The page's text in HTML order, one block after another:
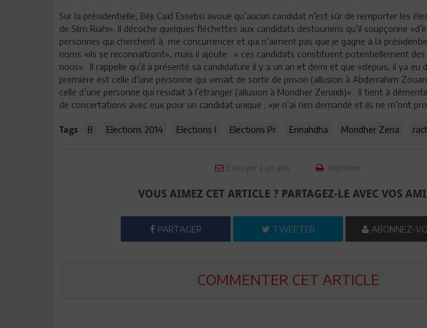
Sur la présidentielle, Béji Caïd Essebsi avoue qu’aucun candidat n’est sûr de remporter les
de Slim Riahi». Il décoche quelques fléchettes aux candidats destouriens qu’il soupçonne
personnes qui cherchent à me concurrencer et qui n’aiment pas que je gagne à la
noms «ils se reconnaîtront», mais il ajoute : « ces candidats constituent potentiellement
nous». Il rappelle qu’il a présenté sa candidature il y a un an et demi et que «depuis, il ya eu
première est celle d’une personne qui venait de sortir de prison (allusion à Abderrahim
celle d’une personne qui résidait à l’étranger (allusion à Mondher Zenaïdi)». Il tient à
de concertations avec eux pour un candidat unique : «je n’ai rien demandé et ils ne m’ont
Tags : B Elections 2014 Elections l Elections Pr Ennahdha Mondher Zena
Envoyer à un ami Imprimer
VOUS AIMEZ CET ARTICLE ? PARTAGEZ-LE AVEC VOS
PARTAGER TWEETER ABONNEZ-
COMMENTER CET ARTICLE